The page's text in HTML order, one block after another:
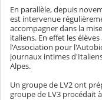
En parallèle, depuis
est intervenue
accompagner dans la
italiens. En effet les
l'Association pour
journaux intimes
Alpes.
Un groupe de LV2 ont
groupe de LV3 procédait